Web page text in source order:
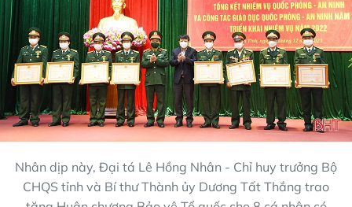
Nhân dịp này, Đại tá Lê Hồng Nhân - Chỉ huy trưởng Bộ
CHQS tỉnh và Bí thư Thành ủy Dương Tất Thắng trao